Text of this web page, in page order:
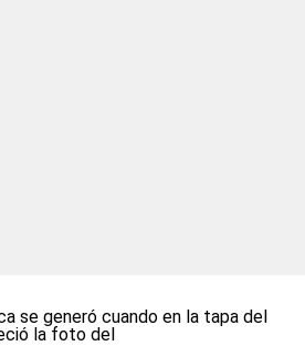
se generó cuando en la tapa del
la foto del